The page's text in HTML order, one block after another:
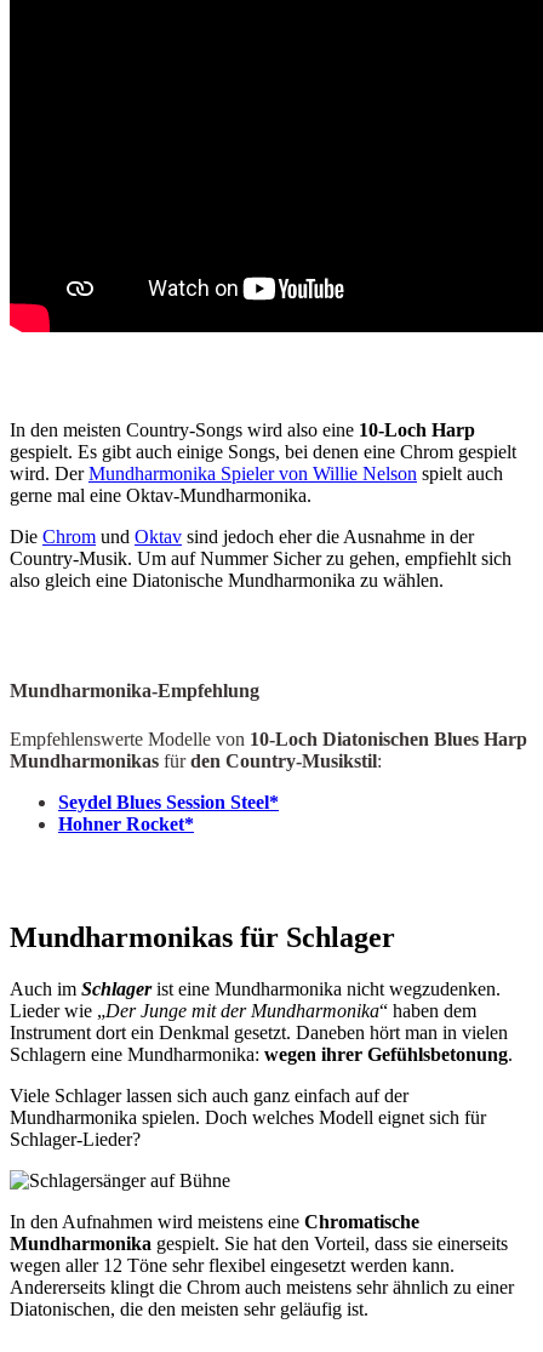
In den meisten Country-Songs wird also eine 10-Loch Harp
gespielt. Es gibt auch einige Songs, bei denen eine Chrom gespielt
wird. DerMundharmonika Spieler von Willie Nelson spielt auch
gerne mal eine Oktav-Mundharmonika.
Die Chrom und Oktav sind jedoch eher die Ausnahme in der
Country-Musik. Um auf Nummer Sicher zu gehen, empfiehlt sich
also gleich eine Diatonische Mundharmonika zu wählen.
Mundharmonika-Empfehlung
Empfehlenswerte Modelle von 10-Loch Diatonischen Blues Harp
Mundharmonikas fürden Country-Musikstil:
Seydel Blues Session Steel*
Hohner Rocket*
Mundharmonikas für Schlager
Auch im Schlagerist eine Mundharmonika nicht wegzudenken.
Lieder wie „Der Junge mit der Mundharmonika“ haben dem
Instrument dort ein Denkmal gesetzt. Daneben hört man in vielen
Schlagern eine Mundharmonika: wegen ihrer Gefühlsbetonung.
Viele Schlager lassen sich auch ganz einfach auf der
Mundharmonika spielen. Doch welches Modell eignet sich für
Schlager-Lieder?
In den Aufnahmen wird meistens eine Chromatische
Mundharmonika gespielt. Sie hat den Vorteil, dass sie einerseits
wegen aller 12 Töne sehr flexibel eingesetzt werden kann.
Andererseits klingt die Chrom auch meistens sehr ähnlich zu einer
Diatonischen, die den meisten sehr geläufig ist.